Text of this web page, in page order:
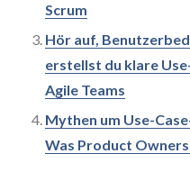
Scrum
Hör auf,
erstellst du klare
Agile Teams
Mythen um Use-
Was Product